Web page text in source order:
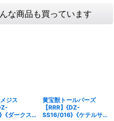
な商品も買っています
ジス
ダークス
黄宝獣トールパーズ
【RRR】{DZ-
SS16/016}《ケテルサン